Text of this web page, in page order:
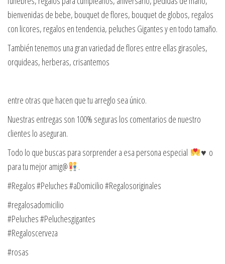
bienvenidas de bebe, bouquet de flores, bouquet de globos, regalos
con licores, regalos en tendencia, peluches Gigantes y en todo tamaño.
También tenemos una gran variedad de flores entre ellas girasoles,
orquideas, herberas, crisantemos
entre otras que hacen que tu arreglo sea único.
Nuestras entregas son 100% seguras los comentarios de nuestro
clientes lo aseguran.
Todo lo que buscas para sorprender a esa persona especial
♥️ o
para tu mejor amig@
.
#Regalos #Peluches #aDomicilio #Regalosoriginales
#regalosadomicilio
#Peluches #Peluchesgigantes
#Regaloscerveza
#rosas